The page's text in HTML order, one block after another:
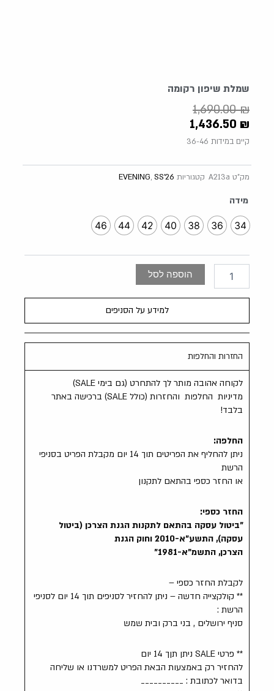
שמלת שיפון רקומה
1,690.00₪
1,436.50 ₪
קיים במידות 36-46
מק"ט A213a קטגוריות EVENING, SS'26
מידה
34
36
38
40
42
44
46
כמות
שמלת
שיפון
הוספה לסל
למידע על הסניפים
החזרות והחלפות
לקוחה אהובה מותר לך להתחרט (גם בימי SALE)
מדיניות החלפות והחזרות (כולל SALE) ברכישה באתר
בלבד!
החלפה:
ניתן להחליף את הפריטים תוך 14 יום מקבלת הפריט בסניפי
הרשת
או החזר כספי בהתאם לתקנון
החזר כספי:
"ביטול עסקה בהתאם לתקנות הגנת הצרכן (ביטול
עסקה), התשע"א-2010 וחוק הגנת
הצרכן, התשמ"א-1981"
לקבלת החזר כספי –
** קולקצייה חדשה – ניתן להחזיר לסניפים תוך 14 יום לסניפי
הרשת :
סניף ירושלים , בני ברק ובית שמש
** פרטי SALE ניתן תןך 14 יום
להחזיר רק באמצעות הבאת הפריט למשרדנו או שליחה
בדואר לכתובת : __________